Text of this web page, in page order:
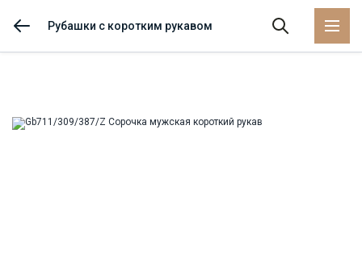
Рубашки с коротким рукавом